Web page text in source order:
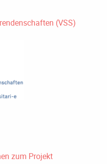
(VSS)
zum Projekt